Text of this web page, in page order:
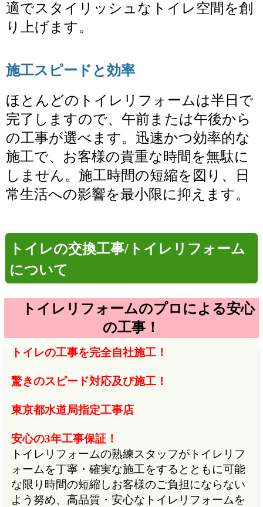
適でスタイリッシュなトイレ空間を創
り上げます。
施工スピードと効率
ほとんどのトイレリフォームは半日で
完了しますので、午前または午後から
の工事が選べます。迅速かつ効率的な
施工で、お客様の貴重な時間を無駄に
しません。施工時間の短縮を図り、日
常生活への影響を最小限に抑えます。
トイレの交換工事/トイレリフォーム
について
トイレリフォームのプロによる安心
の工事！
トイレの工事を完全自社施工！
驚きのスピード対応及び施工！
東京都水道局指定工事店
安心の3年工事保証！
トイレリフォームの熟練スタッフがトイレリフ
ォームを丁寧・確実な施工をするとともに可能
な限り時間の短縮しお客様のご負担にならない
よう努め、高品質・安心なトイレリフォームを